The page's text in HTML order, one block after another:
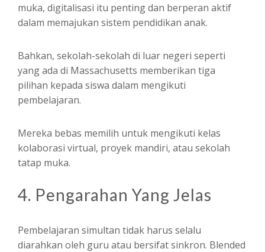
muka, digitalisasi itu penting dan berperan aktif
dalam memajukan sistem pendidikan anak.
Bahkan, sekolah-sekolah di luar negeri seperti
yang ada di Massachusetts memberikan tiga
pilihan kepada siswa dalam mengikuti
pembelajaran.
Mereka bebas memilih untuk mengikuti kelas
kolaborasi virtual, proyek mandiri, atau sekolah
tatap muka.
4. Pengarahan Yang Jelas
Pembelajaran simultan tidak harus selalu
diarahkan oleh guru atau bersifat sinkron. Blended